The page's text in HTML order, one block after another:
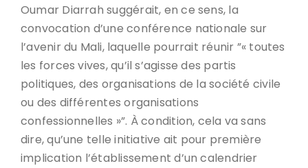
Oumar Diarrah suggérait, en ce sens, la
convocation d’une conférence nationale sur
l’avenir du Mali, laquelle pourrait réunir ”« toutes
les forces vives, qu’il s’agisse des partis
politiques, des organisations de la société civile
ou des différentes organisations
confessionnelles »”. À condition, cela va sans
dire, qu’une telle initiative ait pour première
implication l’établissement d’un calendrier